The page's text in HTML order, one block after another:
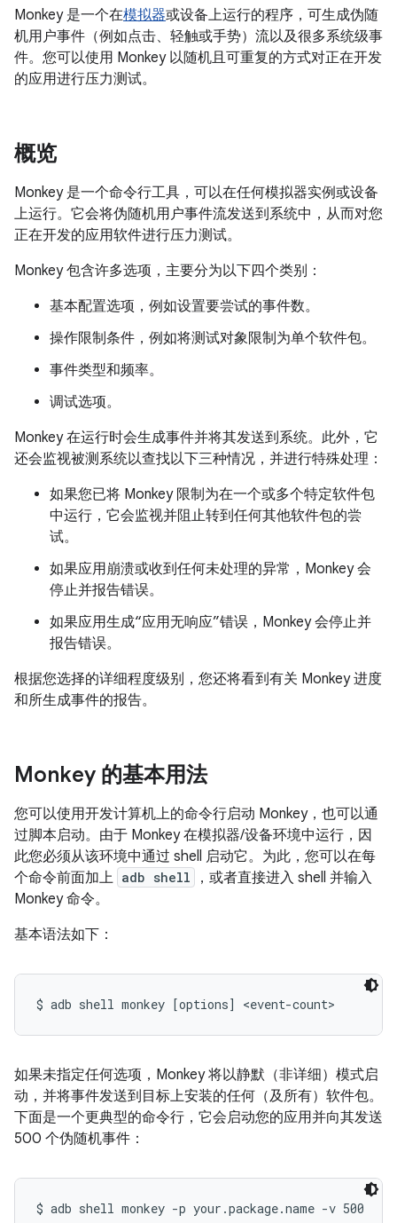
Monkey 是一个在模拟器或设备上运行的程序，可生成伪随
机用户事件（例如点击、轻触或手势）流以及很多系统级事
件。您可以使用 Monkey 以随机且可重复的方式对正在开发
的应用进行压力测试。
概览
Monkey 是一个命令行工具，可以在任何模拟器实例或设备
上运行。它会将伪随机用户事件流发送到系统中，从而对您
正在开发的应用软件进行压力测试。
Monkey 包含许多选项，主要分为以下四个类别：
基本配置选项，例如设置要尝试的事件数。
操作限制条件，例如将测试对象限制为单个软件包。
事件类型和频率。
调试选项。
Monkey 在运行时会生成事件并将其发送到系统。此外，它
还会监视被测系统以查找以下三种情况，并进行特殊处理：
如果您已将 Monkey 限制为在一个或多个特定软件包
中运行，它会监视并阻止转到任何其他软件包的尝
试。
如果应用崩溃或收到任何未处理的异常，Monkey 会
停止并报告错误。
如果应用生成“应用无响应”错误，Monkey 会停止并
报告错误。
根据您选择的详细程度级别，您还将看到有关 Monkey 进度
和所生成事件的报告。
Monkey 的基本用法
您可以使用开发计算机上的命令行启动 Monkey，也可以通
过脚本启动。由于 Monkey 在模拟器/设备环境中运行，因
此您必须从该环境中通过 shell 启动它。为此，您可以在每
个命令前面加上 adb shell
，或者直接进入 shell 并输入
Monkey 命令。
基本语法如下：
$ adb shell monkey [options] <event-count>
如果未指定任何选项，Monkey 将以静默（非详细）模式启
动，并将事件发送到目标上安装的任何（及所有）软件包。
下面是一个更典型的命令行，它会启动您的应用并向其发送
500 个伪随机事件：
$ adb shell monkey -p your.package.name -v 500